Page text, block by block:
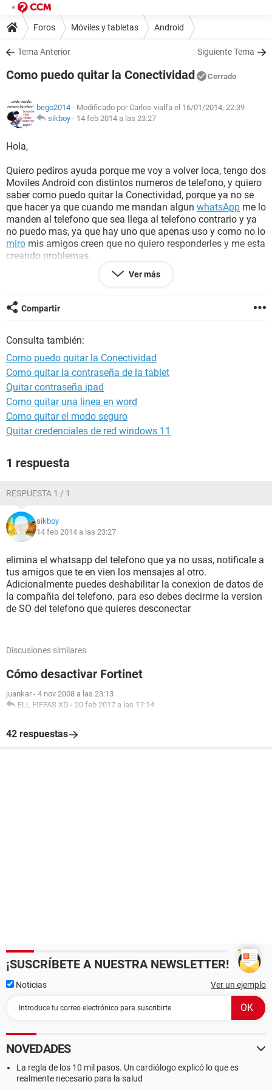
Foros Móviles y tabletas Android
Tema Anterior Siguiente Tema
Como puedo quitar la Conectividad Cerrado
bego2014 - Modificado por Carlos-vialfa el 16/01/2014, 22:39
sikboy - 14 feb 2014 a las 23:27
Hola,
Quiero pediros ayuda porque me voy a volver loca, tengo dos
Moviles Android con distintos numeros de telefono, y quiero
saber como puedo quitar la Conectividad, porque ya no se
que hacer ya que cuando me mandan algun whatsApp me lo
manden al telefono que sea llega al telefono contrario y ya
no puedo mas, ya que hay uno que apenas uso y como no lo
miro mis amigos creen que no quiero responderles y me esta
creando problemas.
Os agradezco en el alma si me podeis ayudar. Un gran
Ver más
Compartir
Consulta también:
Como puedo quitar la Conectividad
Como quitar la contraseña de la tablet
Quitar contraseña ipad
Como quitar una linea en word
Como quitar el modo seguro
Quitar credenciales de red windows 11
1 respuesta
RESPUESTA 1 / 1
sikboy
14 feb 2014 a las 23:27
elimina el whatsapp del telefono que ya no usas, notificale a
tus amigos que te en vien los mensajes al otro.
Adicionalmente puedes deshabilitar la conexion de datos de
la compañia del telefono. para eso debes decirme la version
de SO del telefono que quieres desconectar
Discusiones similares
Cómo desactivar Fortinet
juankar - 4 nov 2008 a las 23:13
ELL FIFFAS XD - 20 feb 2017 a las 17:14
42 respuestas
¡SUSCRÍBETE A NUESTRA NEWSLETTER!
Noticias Ver un ejemplo
NOVEDADES
La regla de los 10 mil pasos. Un cardiólogo explicó lo que es
realmente necesario para la salud